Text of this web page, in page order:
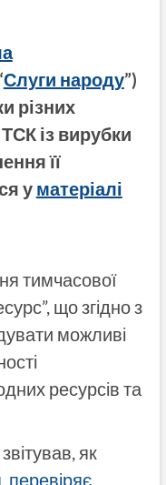
Слуги народу”)
різних
із вирубки
її
у матеріалі
тимчасової
що згідно з
можливі
ресурсів та
як
, перевіряє